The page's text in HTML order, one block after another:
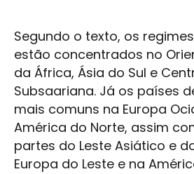
Segundo o texto, os
estão concentrados no
da África, Ásia do Sul e
Subsaariana. Já os países
mais comuns na Europa
América do Norte, assim
partes do Leste Asiático e
Europa do Leste e na